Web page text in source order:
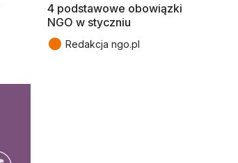
4 podstawowe obowiązki
NGO w styczniu
● Redakcja ngo.pl